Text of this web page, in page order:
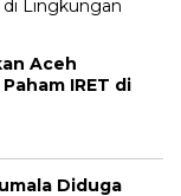
Aceh
IRET di
Diduga